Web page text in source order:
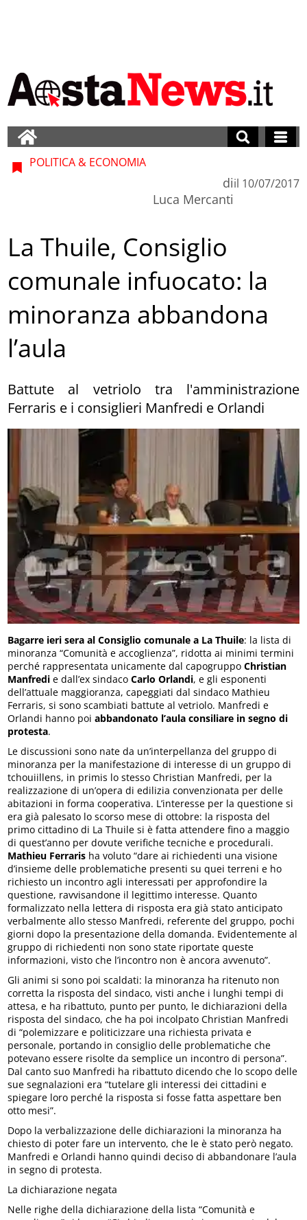
POLITICA & ECONOMIA
di
Luca Mercanti
il 10/07/2017
La Thuile, Consiglio
comunale infuocato: la
minoranza abbandona
l’aula
Battute al vetriolo tra l'amministrazione
Ferraris e i consiglieri Manfredi e Orlandi
Bagarre ieri sera al Consiglio comunale a La Thuile: la lista di
minoranza “Comunità e accoglienza”, ridotta ai minimi termini
perché rappresentata unicamente dal capogruppoChristian
Manfredi e dall’ex sindaco Carlo Orlandi, e gli esponenti
dell’attuale maggioranza, capeggiati dal sindaco Mathieu
Ferraris, si sono scambiati battute al vetriolo. Manfredi e
Orlandi hanno poi abbandonato l’aula consiliare in segno di
protesta.
Le discussioni sono nate da un’interpellanza del gruppo di
minoranza per la manifestazione di interesse di un gruppo di
tchouiillens, in primis lo stesso Christian Manfredi, per la
realizzazione di un’opera di edilizia convenzionata per delle
abitazioni in forma cooperativa. L’interesse per la questione si
era già palesato lo scorso mese di ottobre: la risposta del
primo cittadino di La Thuile si è fatta attendere fino a maggio
di quest’anno per dovute verifiche tecniche e procedurali.
Mathieu Ferraris ha voluto “dare ai richiedenti una visione
d’insieme delle problematiche presenti su quei terreni e ho
richiesto un incontro agli interessati per approfondire la
questione, ravvisandone il legittimo interesse. Quanto
formalizzato nella lettera di risposta era già stato anticipato
verbalmente allo stesso Manfredi, referente del gruppo, pochi
giorni dopo la presentazione della domanda. Evidentemente al
gruppo di richiedenti non sono state riportate queste
informazioni, visto che l’incontro non è ancora avvenuto”.
Gli animi si sono poi scaldati: la minoranza ha ritenuto non
corretta la risposta del sindaco, visti anche i lunghi tempi di
attesa, e ha ribattuto, punto per punto, le dichiarazioni della
risposta del sindaco, che ha poi incolpato Christian Manfredi
di “polemizzare e politicizzare una richiesta privata e
personale, portando in consiglio delle problematiche che
potevano essere risolte da semplice un incontro di persona”.
Dal canto suo Manfredi ha ribattuto dicendo che lo scopo delle
sue segnalazioni era “tutelare gli interessi dei cittadini e
spiegare loro perché la risposta si fosse fatta aspettare ben
otto mesi”.
Dopo la verbalizzazione delle dichiarazioni la minoranza ha
chiesto di poter fare un intervento, che le è stato però negato.
Manfredi e Orlandi hanno quindi deciso di abbandonare l’aula
in segno di protesta.
La dichiarazione negata
Nelle righe della dichiarazione della lista “Comunità e